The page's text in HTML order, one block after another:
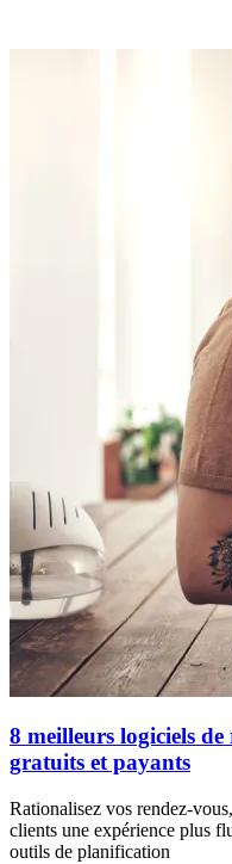
8 meilleurs logiciels
gratuits et payants
Rationalisez vos rendez-
clients une expérience plus
outils de planification